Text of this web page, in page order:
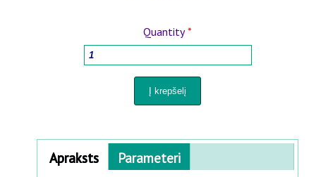
VĀZĖS AUGALAMS IR PERKĖLIMUI
Quantity*
Horizontal Tabs
Apraksts
Parameteri